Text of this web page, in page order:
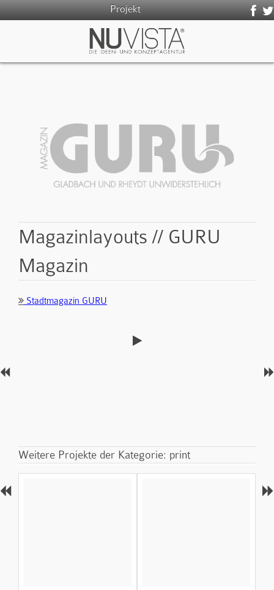
Projekt
Magazinlayouts // GURU
Magazin
Stadtmagazin GURU
Weitere Projekte der Kategorie: print